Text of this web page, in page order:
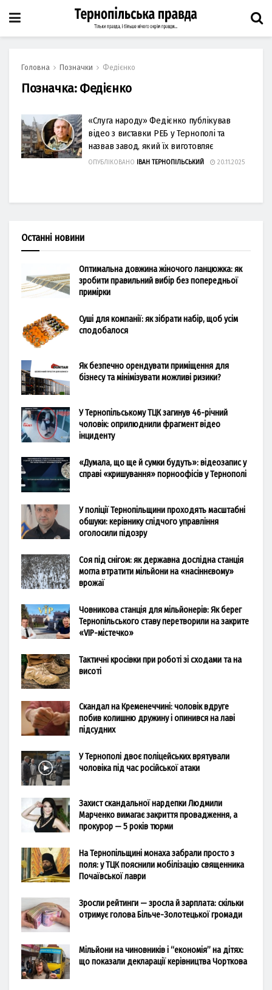
Головна Позначки Федієнко
Позначка: Федієнко
«Слуга народу» Федієнко публікував
відео з виставки РЕБ у Тернополі та
назвав завод, який їх виготовляє
ОПУБЛІКОВАНО ІВАН ТЕРНОПІЛЬСЬКИЙ 20.11.2025
Останні новини
Оптимальна довжина жіночого ланцюжка: як
зробити правильний вибір без попередньої
примірки
Суші для компанії: як зібрати набір, щоб усім
сподобалося
Як безпечно орендувати приміщення для
бізнесу та мінімізувати можливі ризики?
У Тернопільському ТЦК загинув 46-річний
чоловік: оприлюднили фрагмент відео
інциденту
«Думала, що ще й сумки будуть»: відеозапис у
справі «кришування» порноофісів у Тернополі
У поліції Тернопільщини проходять масштабні
обшуки: керівнику слідчого управління
оголосили підозру
Соя під снігом: як державна дослідна станція
могла втратити мільйони на «насіннєвому»
врожаї
Човникова станція для мільйонерів: Як берег
Тернопільського ставу перетворили на закрите
«VIP-містечко»
Тактичні кросівки при роботі зі сходами та на
висоті
Скандал на Кременеччині: чоловік вдруге
побив колишню дружину і опинився на лаві
підсудних
У Тернополі двоє поліцейських врятували
чоловіка під час російської атаки
Захист скандальної нардепки Людмили
Марченко вимагає закриття провадження, а
прокурор — 5 років тюрми
На Тернопільщині монаха забрали просто з
поля: у ТЦК пояснили мобілізацію священника
Почаївської лаври
Зросли рейтинги — зросла й зарплата: скільки
отримує голова Більче-Золотецької громади
Мільйони на чиновників і “економія” на дітях:
що показали декларації керівництва Чорткова